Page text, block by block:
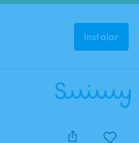
Instalar